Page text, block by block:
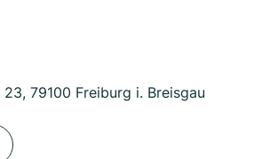
23, 79100 Freiburg i. Breisgau